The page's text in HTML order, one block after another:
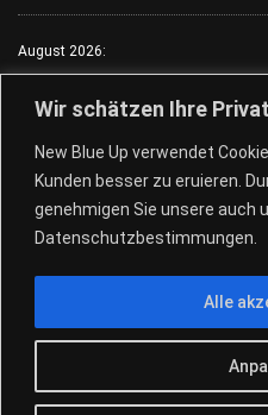
Wir schätzen Ihre
New Blue Up verwendet
Kunden besser zu eruieren.
genehmigen Sie unsere auch
Datenschutzbestimmungen.
Alle
August 2026:
Mi.:FKK Tag
Fr.:FKK Tag
28.+29.08.Pool Party
© 2026New Blue Up -